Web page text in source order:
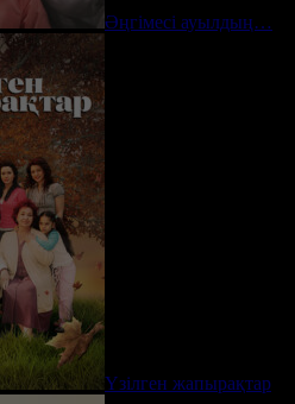
Әңгімесі ауылдың…
Үзілген жапырақтар